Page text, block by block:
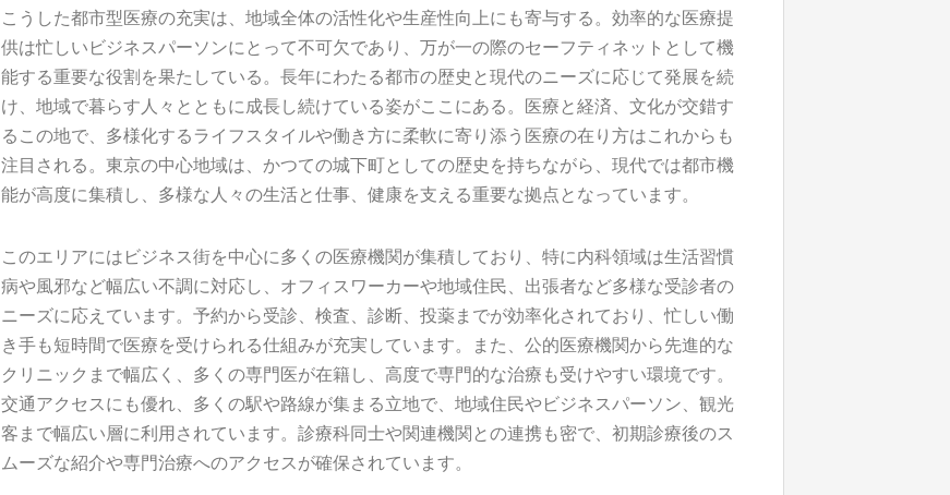
こうした都市型医療の充実は、地域全体の活性化や生産性向上にも寄与する。効率的な医療提
供は忙しいビジネスパーソンにとって不可欠であり、万が一の際のセーフティネットとして機
能する重要な役割を果たしている。長年にわたる都市の歴史と現代のニーズに応じて発展を続
け、地域で暮らす人々とともに成長し続けている姿がここにある。医療と経済、文化が交錯す
るこの地で、多様化するライフスタイルや働き方に柔軟に寄り添う医療の在り方はこれからも
注目される。東京の中心地域は、かつての城下町としての歴史を持ちながら、現代では都市機
能が高度に集積し、多様な人々の生活と仕事、健康を支える重要な拠点となっています。
このエリアにはビジネス街を中心に多くの医療機関が集積しており、特に内科領域は生活習慣
病や風邪など幅広い不調に対応し、オフィスワーカーや地域住民、出張者など多様な受診者の
ニーズに応えています。予約から受診、検査、診断、投薬までが効率化されており、忙しい働
き手も短時間で医療を受けられる仕組みが充実しています。また、公的医療機関から先進的な
クリニックまで幅広く、多くの専門医が在籍し、高度で専門的な治療も受けやすい環境です。
交通アクセスにも優れ、多くの駅や路線が集まる立地で、地域住民やビジネスパーソン、観光
客まで幅広い層に利用されています。診療科同士や関連機関との連携も密で、初期診療後のス
ムーズな紹介や専門治療へのアクセスが確保されています。